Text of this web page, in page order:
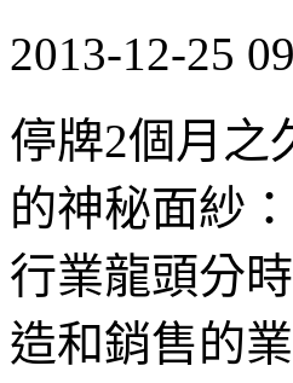
2013-12-25
停牌2個月之
的神秘面紗
行業龍頭分
造和銷售的